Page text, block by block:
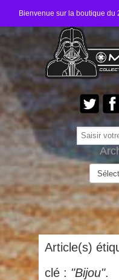
Bienvenue sur la boutique
Article(s)
clé : "Bijou".